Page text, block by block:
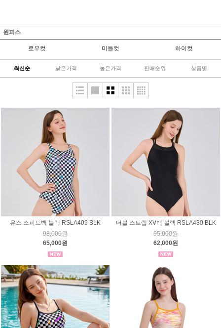
원피스
로우컷 미들컷 하이컷
최신순 낮은가격 높은가격 판매순위 상품명
유스 스피드백 블랙 RSLA409 BLK
98,000원
65,000원
더블 스트랩 XV백 블랙 RSLA430 BLK
95,000원
62,000원